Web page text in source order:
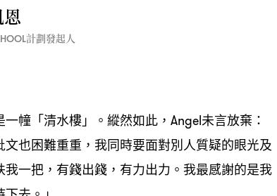
計劃發起人
幢「清水樓」。縱然如此 ，Angel未言放棄 ：
文也困難重重 ， 我同時要面對別人質疑的眼光及
我一把 ， 有錢出錢 ， 有力出力。我最感謝的是我